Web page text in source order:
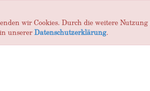
wir Cookies. Durch die weitere
unsererDatenschutzerklärung.